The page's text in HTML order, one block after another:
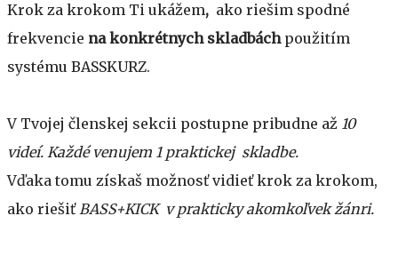
Krok za krokom Ti ukážem, ako riešim spodné
frekvencie na konkrétnych skladbách použitím
systému BASSKURZ.
V Tvojej členskej sekcii postupne pribudne až 10
videí. Každé venujem 1 praktickej skladbe.
Vďaka tomu získaš možnosť vidieť krok za krokom,
ako riešiťBASS+KICK v prakticky akomkoľvek žánri.